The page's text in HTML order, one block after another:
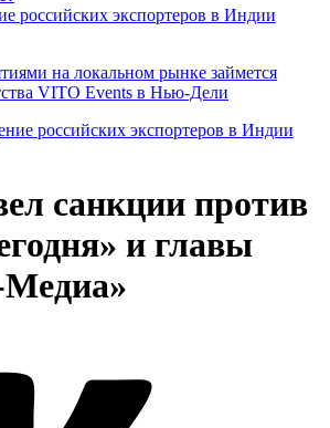
российских экспортеров в Индии
на локальном рынке займется
VITO Events в Нью-Дели
санкции против
и главы
Медиа»